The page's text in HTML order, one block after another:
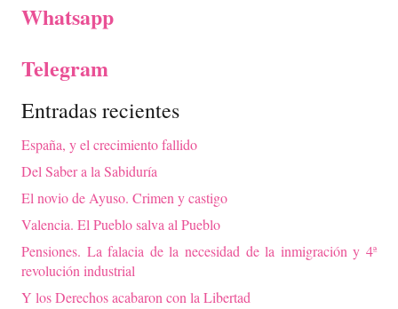
Whatsapp
Telegram
Entradas recientes
España, y el crecimiento fallido
Del Saber a la Sabiduría
El novio de Ayuso. Crimen y castigo
Valencia. El Pueblo salva al Pueblo
Pensiones. La falacia de la necesidad de la inmigración y 4ª
revolución industrial
Y los Derechos acabaron con la Libertad